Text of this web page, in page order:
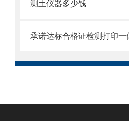
测土仪器多少钱